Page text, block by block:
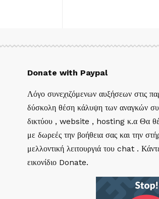
Donate with Paypal
Λόγο συνεχιζόμενων αυξήσεων στις
δύσκολη θέση κάλυψη των αναγκών
δικτύου , website , hosting κ.α Θα
με δωρεές την βοήθεια σας και την
μελλοντική λειτουργιά του chat .
εικονίδιο Donate.